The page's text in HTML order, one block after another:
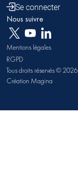
Se connecter
Nous suivre
Mentions légales
RGPD
Tous droits réservés © 2026
Création Magina